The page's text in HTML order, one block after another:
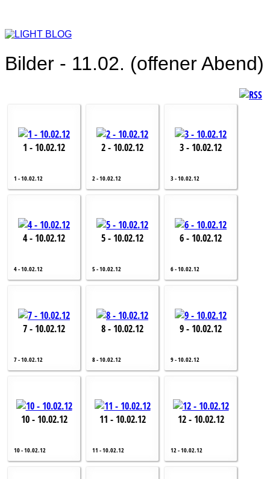
Bilder - 11.02. (offener Abend)
1 - 10.02.12
1 - 10.02.12
2 - 10.02.12
2 - 10.02.12
3 - 10.02.12
3 - 10.02.12
4 - 10.02.12
4 - 10.02.12
5 - 10.02.12
5 - 10.02.12
6 - 10.02.12
6 - 10.02.12
7 - 10.02.12
7 - 10.02.12
8 - 10.02.12
8 - 10.02.12
9 - 10.02.12
9 - 10.02.12
10 - 10.02.12
10 - 10.02.12
11 - 10.02.12
11 - 10.02.12
12 - 10.02.12
12 - 10.02.12